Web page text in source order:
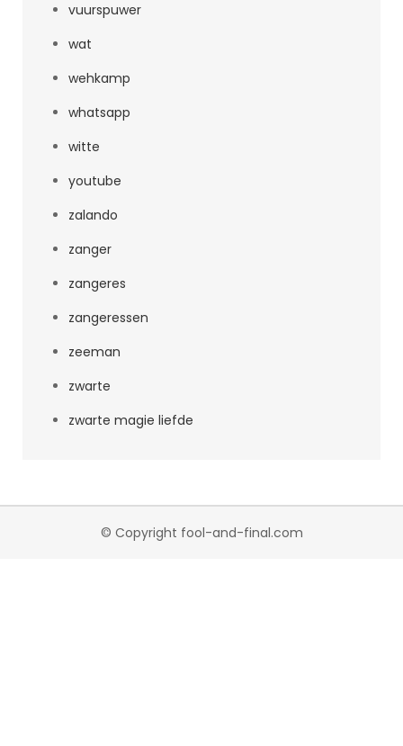
vuurspuwer
wat
wehkamp
whatsapp
witte
youtube
zalando
zanger
zangeres
zangeressen
zeeman
zwarte
zwarte magie liefde
© Copyright fool-and-final.com